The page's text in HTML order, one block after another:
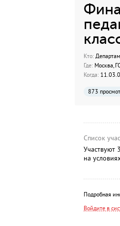
Кто:
Где:Москва,
Когда:
873
Список
Участвуют
на
Подробная
Войдите в